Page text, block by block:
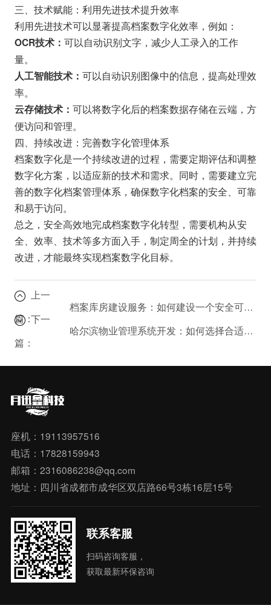
三、技术赋能：利用先进技术提升效率
利用先进技术可以显著提高档案数字化效率，例如：
OCR技术： 可以自动识别文字，减少人工录入的工作
量。
人工智能技术： 可以自动识别图像中的信息，提高处理效
率。
云存储技术： 可以将数字化后的档案数据存储在云端，方
便访问和管理。
四、持续改进：完善数字化管理体系
档案数字化是一个持续改进的过程，需要定期评估和调整
数字化方案，以适应新的技术和需求。同时，需要建立完
善的数字化档案管理体系，确保数字化档案的安全、可靠
和易于访问。
总之，安全高效地完成档案数字化转型，需要机构从安
全、效率、技术等多方面入手，制定周全的计划，并持续
改进，才能最终实现档案数字化目标。
上一
篇：
档案库房建设服务：如何建设一个安全可靠的档案库房？
下一
篇：
哈尔滨物业管理系统开发：如何选择合适的系统？
座机：19113957516
电话：17828159943
邮箱：2316086238@qq.com
地址：四川省成都市成华区双店路66号3栋16层15号
联系客服
扫码咨询客服，
获取最新环保咨询